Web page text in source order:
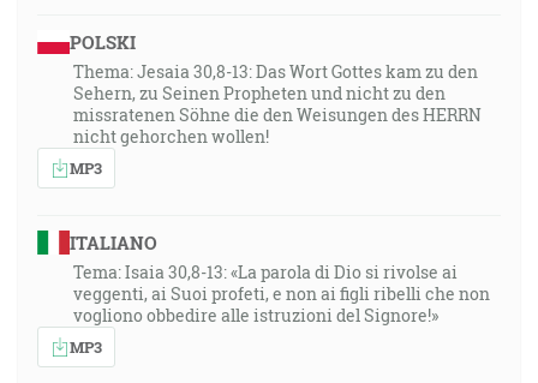
POLSKI
Thema: Jesaia 30,8-13: Das Wort Gottes kam zu den
Sehern, zu Seinen Propheten und nicht zu den
missratenen Söhne die den Weisungen des HERRN
nicht gehorchen wollen!
MP3
ITALIANO
Tema: Isaia 30,8-13: «La parola di Dio si rivolse ai
veggenti, ai Suoi profeti, e non ai figli ribelli che non
vogliono obbedire alle istruzioni del Signore!»
MP3